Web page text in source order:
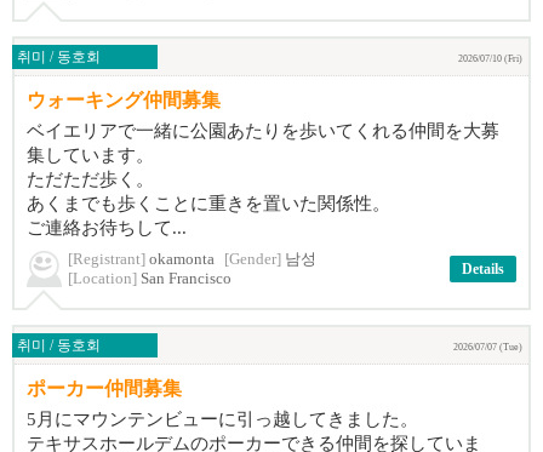
취미 / 동호회 2026/07/10 (Fri)
ウォーキング仲間募集
ベイエリアで一緒に公園あたりを歩いてくれる仲間を大募
集しています。
ただただ歩く。
あくまでも歩くことに重きを置いた関係性。
ご連絡お待ちして...
[Registrant] okamonta [Gender] 남성
[Location] San Francisco
Details
취미 / 동호회 2026/07/07 (Tue)
ポーカー仲間募集
5月にマウンテンビューに引っ越してきました。
テキサスホールデムのポーカーできる仲間を探していま